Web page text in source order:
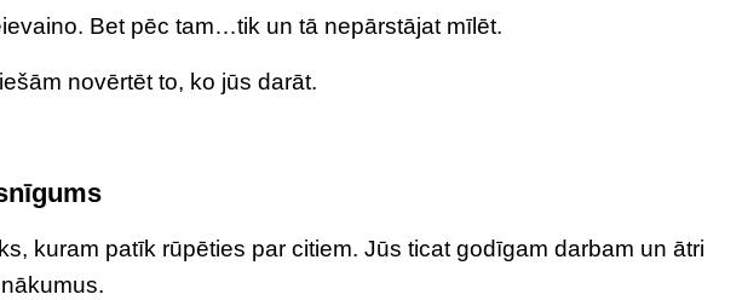
Bet pēc tam…tik un tā nepārstājat mīlēt.
novērtēt to, ko jūs darāt.
kuram patīk rūpēties par citiem. Jūs ticat godīgam darbam un ātri